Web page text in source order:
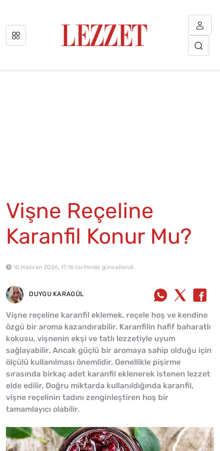
Vişne Reçeline
Karanfil Konur Mu?
15 Haziran 2026, 17:16 tarihinde güncellendi.
DUYGU KARAGÜL
Vişne reçeline karanfil eklemek, reçele hoş ve kendine
özgü bir aroma kazandırabilir. Karanfilin hafif baharatlı
kokusu, vişnenin ekşi ve tatlı lezzetiyle uyum
sağlayabilir. Ancak güçlü bir aromaya sahip olduğu için
ölçülü kullanılması önemlidir. Genellikle pişirme
sırasında birkaç adet karanfil eklenerek istenen lezzet
elde edilir. Doğru miktarda kullanıldığında karanfil,
vişne reçelinin tadını zenginleştiren hoş bir
tamamlayıcı olabilir.